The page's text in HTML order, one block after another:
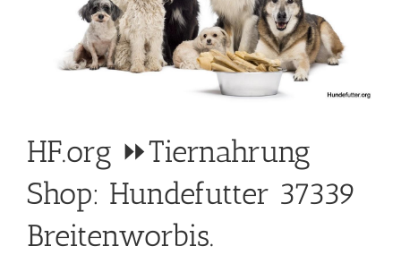
HF.org ⏩Tiernahrung
Shop: Hundefutter 37339
Breitenworbis.